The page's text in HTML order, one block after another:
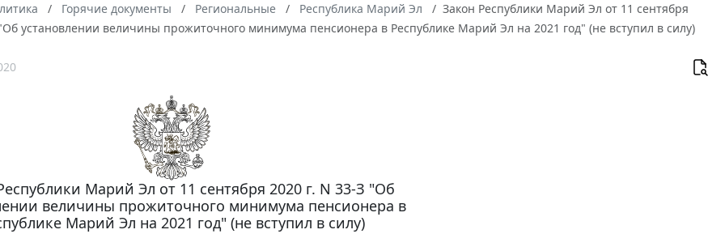
Горячие документы Региональные Республика Марий Эл
Закон Республики Марий Эл от 11 сентября
установлении величины прожиточного минимума пенсионера в Республике Марий Эл на 2021 год" (не вступил в силу)
Марий Эл от 11 сентября 2020 г. N 33-З "Об
величины прожиточного минимума пенсионера в
Марий Эл на 2021 год" (не вступил в силу)